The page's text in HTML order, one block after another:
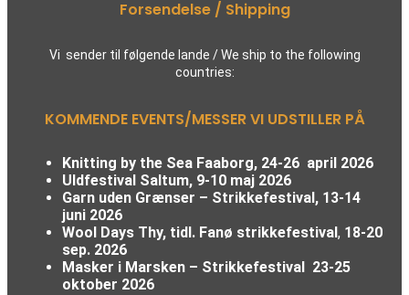
Forsendelse / Shipping
Vi sender til følgende lande / We ship to the following
countries:
KOMMENDE EVENTS/MESSER VI UDSTILLER PÅ
Knitting by the Sea Faaborg, 24-26 april 2026
Uldfestival Saltum, 9-10 maj 2026
Garn uden Grænser – Strikkefestival, 13-14
juni 2026
Wool Days Thy, tidl. Fanø strikkefestival , 18-20
sep. 2026
Masker i Marsken – Strikkefestival
23-25
oktober 2026